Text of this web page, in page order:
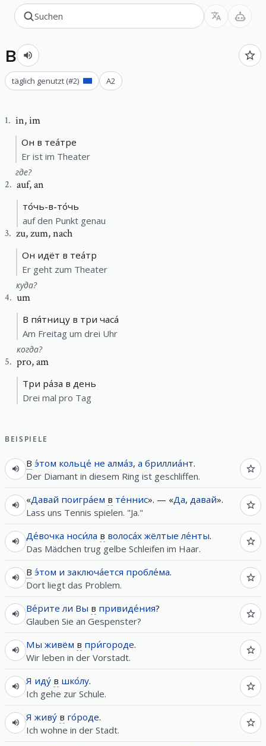
в
täglich genutzt (#2) A2
1. in,im
Он в теа́тре
Er ist im Theater
где?
2. auf,an
то́чь-в-то́чь
auf den Punkt genau
3. zu,zum, nach
Он идёт в теа́тр
Er geht zum Theater
куда?
4. um
В пя́тницу в три часа́
Am Freitag um drei Uhr
когда?
5. pro,am
Tри ра́за в день
Drei mal pro Tag
BEISPIELE
В э́том кольце́ не алма́з, а бриллиа́нт.
Der Diamant in diesem Ring ist geschliffen.
«Давай поигра́ем в те́ннис». — «Да, давай».
Lass uns Tennis spielen. "Ja."
Де́вочка носи́ла в волоса́х жёлтые ле́нты.
Das Mädchen trug gelbe Schleifen im Haar.
В э́том и заключа́ется пробле́ма.
Dort liegt das Problem.
Ве́рите ли Вы в привиде́ния?
Glauben Sie an Gespenster?
Мы живём в при́городе.
Wir leben in der Vorstadt.
Я иду́ в шко́лу.
Ich gehe zur Schule.
Я живу́ в го́роде.
Ich wohne in der Stadt.